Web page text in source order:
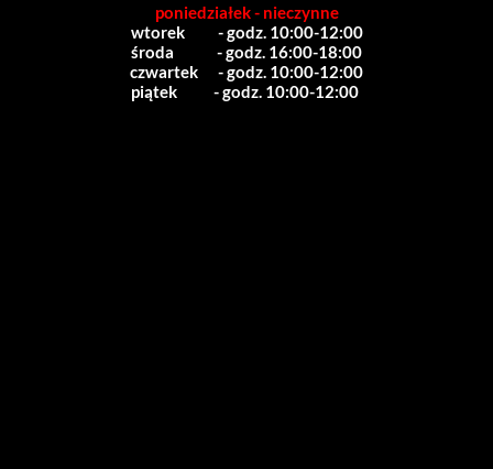
poniedziałek - nieczynne
wtorek          - godz. 10:00-12:00
środa             - godz. 16:00-18:00
czwartek      - godz. 10:00-12:00
piątek           - godz. 10:00-12:00